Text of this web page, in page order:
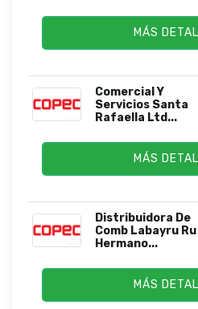
MÁS
Comercial Y
Servicios Santa
Rafaella Ltd...
MÁS
Distribuidora De
Comb Labayru Ru
Hermano...
MÁS